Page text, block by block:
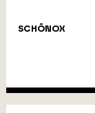
SCHÖNOX